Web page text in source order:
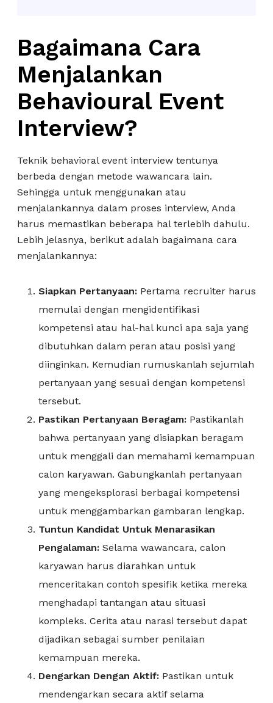
Bagaimana Cara
Menjalankan
Behavioural Event
Interview?
Teknik behavioral event interview tentunya
berbeda dengan metode wawancara lain.
Sehingga untuk menggunakan atau
menjalankannya dalam proses interview, Anda
harus memastikan beberapa hal terlebih dahulu.
Lebih jelasnya, berikut adalah bagaimana cara
menjalankannya:
Siapkan Pertanyaan: Pertama recruiter harus
memulai dengan mengidentifikasi
kompetensi atau hal-hal kunci apa saja yang
dibutuhkan dalam peran atau posisi yang
diinginkan. Kemudian rumuskanlah sejumlah
pertanyaan yang sesuai dengan kompetensi
tersebut.
Pastikan Pertanyaan Beragam: Pastikanlah
bahwa pertanyaan yang disiapkan beragam
untuk menggali dan memahami kemampuan
calon karyawan. Gabungkanlah pertanyaan
yang mengeksplorasi berbagai kompetensi
untuk menggambarkan gambaran lengkap.
Tuntun Kandidat Untuk Menarasikan
Pengalaman: Selama wawancara, calon
karyawan harus diarahkan untuk
menceritakan contoh spesifik ketika mereka
menghadapi tantangan atau situasi
kompleks. Cerita atau narasi tersebut dapat
dijadikan sebagai sumber penilaian
kemampuan mereka.
Dengarkan Dengan Aktif: Pastikan untuk
mendengarkan secara aktif selama